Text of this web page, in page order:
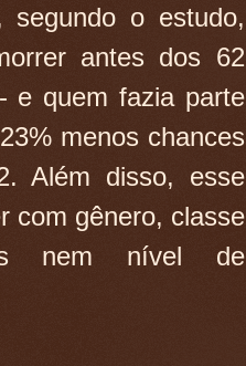
o estudo,
antes dos 62
e quem fazia parte
menos chances
Além disso, esse
com gênero, classe
nem nível de